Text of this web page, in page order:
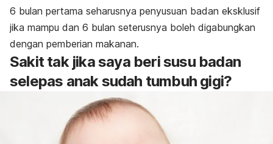
6 bulan pertama seharusnya penyusuan badan eksklusif
jika mampu dan 6 bulan seterusnya boleh digabungkan
dengan pemberian makanan.
Sakit tak jika saya beri susu badan
selepas anak sudah tumbuh gigi?